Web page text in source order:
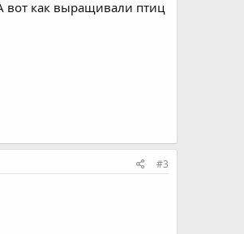
вот как выращивали птиц
#3